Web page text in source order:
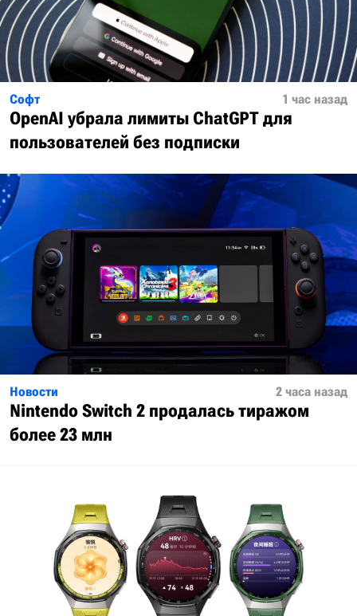
Софт 1 час назад
OpenAI убрала лимиты ChatGPT для
пользователей без подписки
Новости 2 часа назад
Nintendo Switch 2 продалась тиражом
более 23 млн